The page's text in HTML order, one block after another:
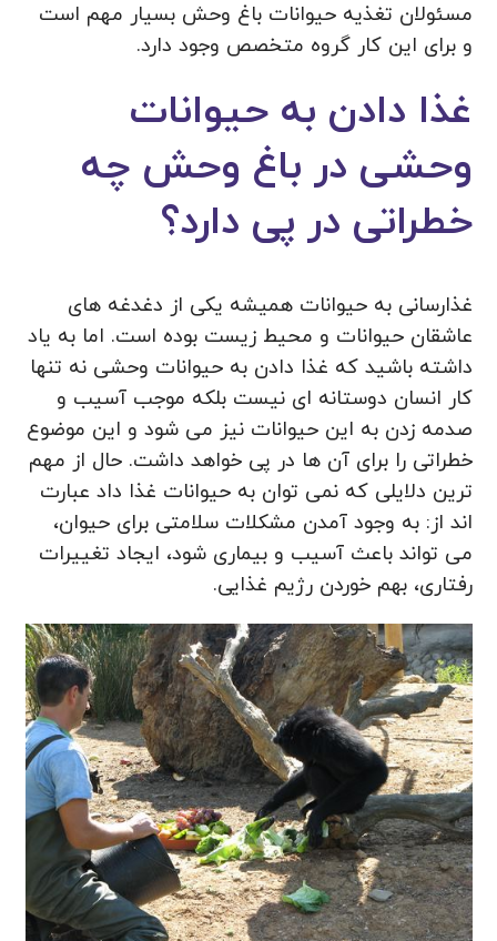
مسئولان تغذیه حیوانات باغ وحش بسیار مهم است
و برای این کار گروه متخصص وجود دارد.
غذا دادن به حیوانات
وحشی در باغ وحش چه
خطراتی در پی دارد؟
غذارسانی به حیوانات همیشه یکی از دغدغه های
عاشقان حیوانات و محیط زیست بوده است. اما به یاد
داشته باشید که غذا دادن به حیوانات وحشی نه تنها
کار انسان دوستانه ای نیست بلکه موجب آسیب و
صدمه زدن به این حیوانات نیز می شود و این موضوع
خطراتی را برای آن ها در پی خواهد داشت. حال از مهم
ترین دلایلی که نمی توان به حیوانات غذا داد عبارت
اند از: به وجود آمدن مشکلات سلامتی برای حیوان،
می تواند باعث آسیب و بیماری شود، ایجاد تغییرات
رفتاری، بهم خوردن رژیم غذایی.